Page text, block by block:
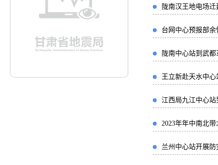
陇南汉王地电场
台网中心预报部
陇南中心站到武
王立新赴天水中
江西局九江中心
2023年年中南北
兰州中心站开展防